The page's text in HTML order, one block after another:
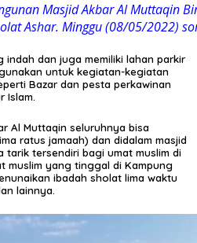
Masjid Akbar Al Muttaqin
Ashar. Minggu (08/05/2022)
indah dan juga memiliki lahan parkir
untuk kegiatan-kegiatan
Bazar dan pesta perkawinan
Islam.
Al Muttaqin seluruhnya bisa
ratus jamaah) dan didalam masjid
tarik tersendiri bagi umat muslim di
muslim yang tinggal di Kampung
ibadah sholat lima waktu
lainnya.